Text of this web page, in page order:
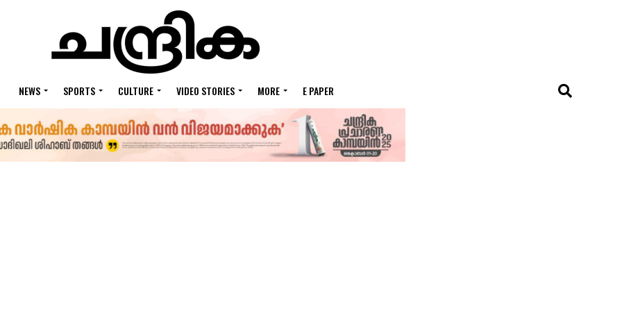
NEWS SPORTS CULTURE VIDEO STORIES MORE E PAPER